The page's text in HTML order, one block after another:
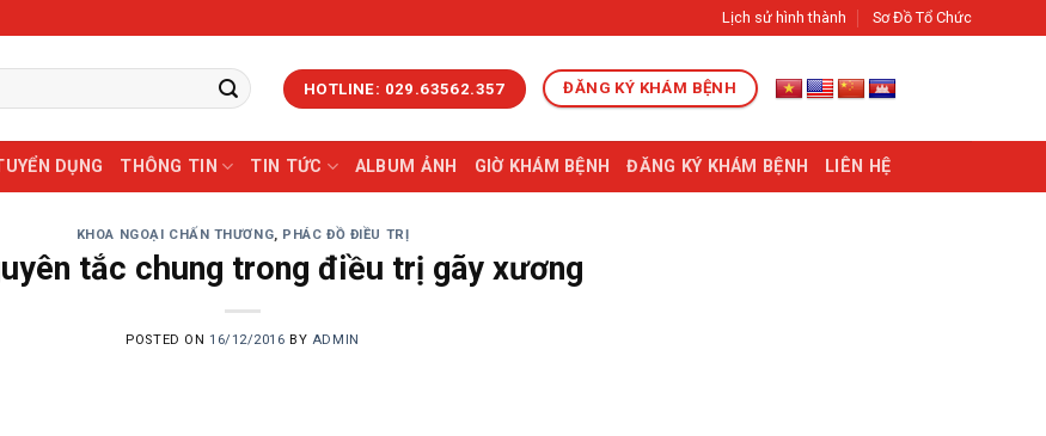
Lịch sử hình thành Sơ Đồ Tổ Chức
HOTLINE: 029.63562.357 ĐĂNG KÝ KHÁM BỆNH
DỤNG THÔNG TIN TIN TỨC ALBUM ẢNH GIỜ KHÁM BỆNH ĐĂNG KÝ KHÁM BỆNH LIÊN HỆ
KHOA NGOẠI CHẤN THƯƠNG, PHÁC ĐỒ ĐIỀU TRỊ
tắc chung trong điều trị gãy xương
POSTED ON 16/12/2016 BY ADMIN